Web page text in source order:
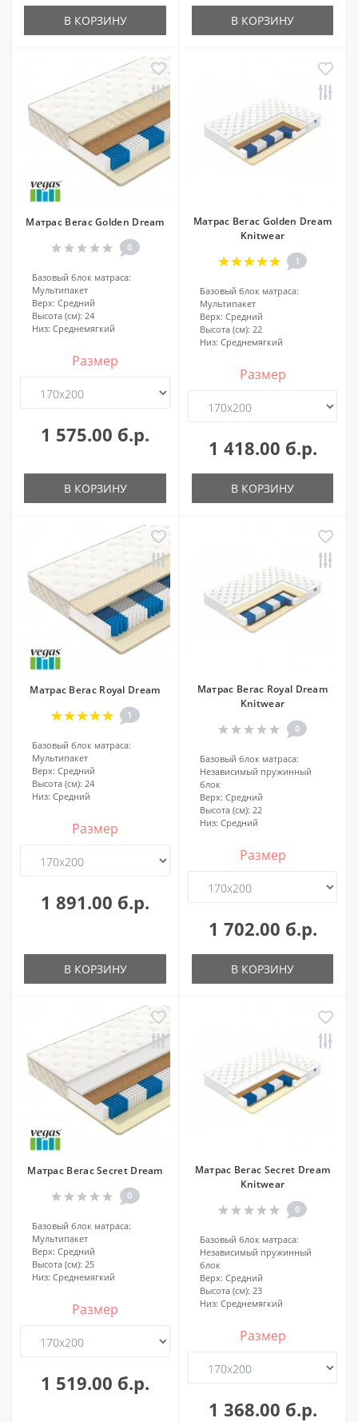
В КОРЗИНУ В КОРЗИНУ
Матрас Вегас Golden Dream
0
Базовый блок матраса:
Мультипакет
Верх: Средний
Высота (см): 24
Низ: Среднемягкий
Размер
1 575.00 б.р.
В КОРЗИНУ
Матрас Вегас Golden Dream
Knitwear
1
Базовый блок матраса:
Мультипакет
Верх: Средний
Высота (см): 22
Низ: Среднемягкий
Размер
1 418.00 б.р.
В КОРЗИНУ
Матрас Вегас Royal Dream
1
Базовый блок матраса:
Мультипакет
Верх: Средний
Высота (см): 24
Низ: Средний
Размер
1 891.00 б.р.
В КОРЗИНУ
Матрас Вегас Royal Dream
Knitwear
0
Базовый блок матраса:
Независимый пружинный
блок
Верх: Средний
Высота (см): 22
Низ: Средний
Размер
1 702.00 б.р.
В КОРЗИНУ
Матрас Вегас Secret Dream
0
Базовый блок матраса:
Мультипакет
Верх: Средний
Высота (см): 25
Низ: Среднемягкий
Размер
1 519.00 б.р.
Матрас Вегас Secret Dream
Knitwear
0
Базовый блок матраса:
Независимый пружинный
блок
Верх: Средний
Высота (см): 23
Низ: Среднемягкий
Размер
1 368.00 б.р.